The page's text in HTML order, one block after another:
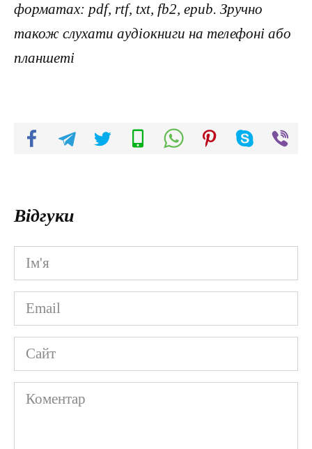
форматах: pdf, rtf, txt, fb2, epub. Зручно
також слухати аудіокниги на телефоні або
планшеті
Відгуки
Ім'я
*
Email
*
Сайт
Коментар